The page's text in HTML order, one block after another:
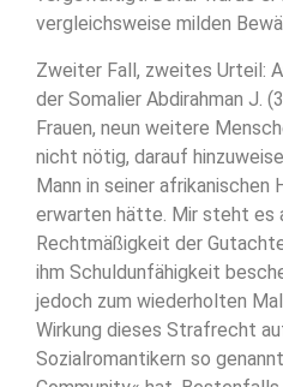
vergleichsweise milden
Zweiter Fall, zweites Urteil:
der Somalier Abdirahman J.
Frauen, neun weitere
nicht nötig, darauf
Mann in seiner afrikanischen
erwarten hätte. Mir steht es
Rechtmäßigkeit der
ihm Schuldunfähigkeit
jedoch zum wiederholten
Wirkung dieses Strafrecht
Sozialromantikern so